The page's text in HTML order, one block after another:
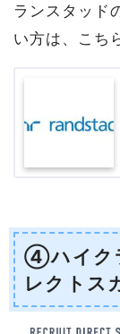
ランスタッド
い方は、こち
④ハイク
レクトス